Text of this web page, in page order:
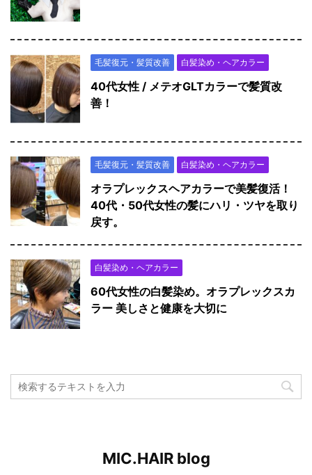
毛髪復元・髪質改善 白髪染め・ヘアカラー
40代女性 / メテオGLTカラーで髪質改
善！
毛髪復元・髪質改善 白髪染め・ヘアカラー
オラプレックスヘアカラーで美髪復活！
40代・50代女性の髪にハリ・ツヤを取り
戻す。
白髪染め・ヘアカラー
60代女性の白髪染め。オラプレックスカ
ラー 美しさと健康を大切に
MIC.HAIR blog